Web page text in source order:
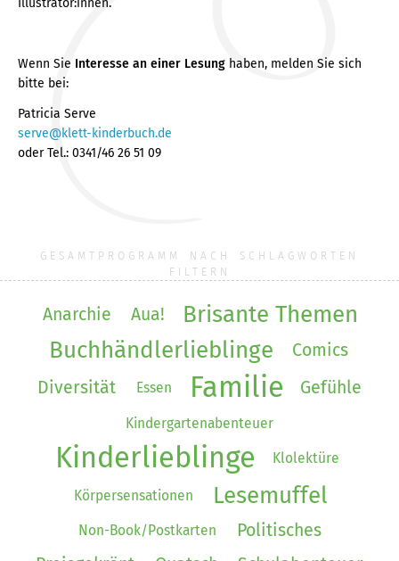
Wenn Sie Interesse an einer Lesung haben, melden Sie sich
bitte bei:
Patricia Serve
serve@klett-kinderbuch.de
oder Tel.: 0341/46 26 51 09
GESAMTPROGRAMM NACH SCHLAGWORTEN
FILTERN
Anarchie Aua!
Brisante Themen
Buchhändlerlieblinge
Comics
Diversität
Essen Familie Gefühle
Kindergartenabenteuer
Kinderlieblinge Klolektüre
Körpersensationen Lesemuffel
Non-Book/Postkarten
Politisches